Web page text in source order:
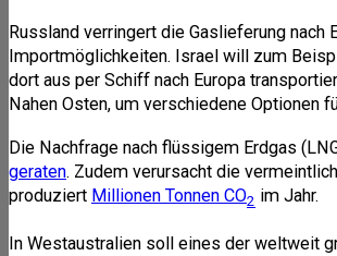
Russland verringert die Gaslieferung nach
Importmöglichkeiten. Israel will zum
dort aus per Schiff nach Europa
Nahen Osten, um verschiedene Optionen
Die Nachfrage nach flüssigem Erdgas
geraten. Zudem verursacht die
produziert Millionen Tonnen CO2 im Jahr.
In Westaustralien soll eines der weltweit